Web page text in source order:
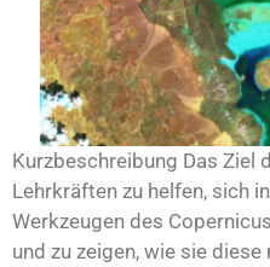
Kurzbeschreibung Das Ziel
Lehrkräften zu helfen, sich
Werkzeugen des
und zu zeigen, wie sie